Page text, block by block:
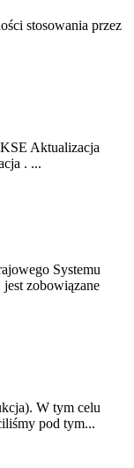
stosowania przez
Aktualizacja
. ...
Systemu
zobowiązane
W tym celu
pod tym...